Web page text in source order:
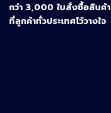
กว่า 3,000 ใบสั่งซื้อสินค้า
ที่ลูกค้าทั่วประเทศไว้วางใจ